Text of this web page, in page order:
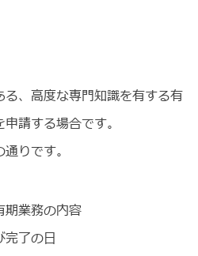
、高度な専門知識を有する有
請する場合です。
りです。
期業務の内容
完了の日